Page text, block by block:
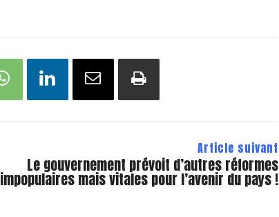
Article suivant
Le gouvernement prévoit d’autres réformes
impopulaires mais vitales pour l’avenir du pays !